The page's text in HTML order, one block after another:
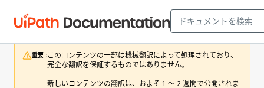
重要 :このコンテンツの一部は機械翻訳によって処理されており、
完全な翻訳を保証するものではありません。
新しいコンテンツの翻訳は、およそ 1 ～ 2 週間で公開されま